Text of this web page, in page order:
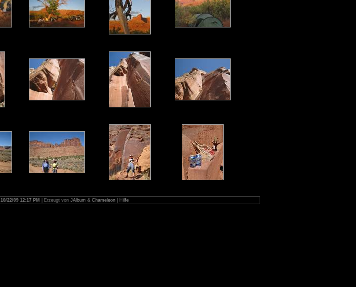
10/22/09 12:17 PM | Erzeugt von JAlbum & Chameleon| Hilfe